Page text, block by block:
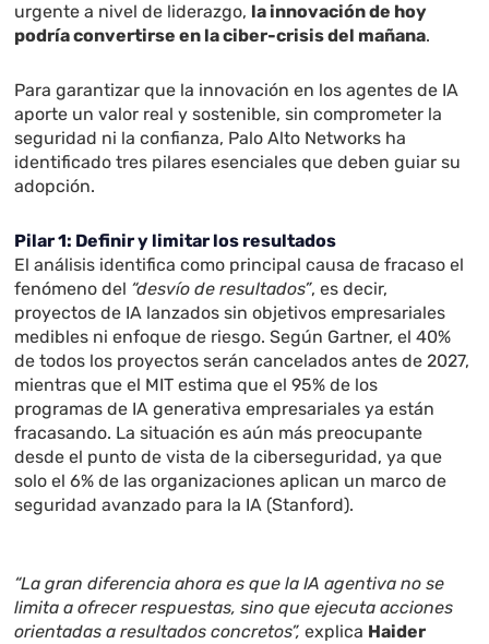
urgente a nivel de liderazgo, la innovación de hoy
podría convertirse en la ciber-crisis del mañana.
Para garantizar que la innovación en los agentes de IA
aporte un valor real y sostenible, sin comprometer la
seguridad ni la confianza, Palo Alto Networks ha
identificado tres pilares esenciales que deben guiar su
adopción.
Pilar 1: Definir y limitar los resultados
El análisis identifica como principal causa de fracaso el
fenómeno del “desvío de resultados”, es decir,
proyectos de IA lanzados sin objetivos empresariales
medibles ni enfoque de riesgo. Según Gartner, el 40%
de todos los proyectos serán cancelados antes de 2027,
mientras que el MIT estima que el 95% de los
programas de IA generativa empresariales ya están
fracasando. La situación es aún más preocupante
desde el punto de vista de la ciberseguridad, ya que
solo el 6% de las organizaciones aplican un marco de
seguridad avanzado para la IA (Stanford).
“La gran diferencia ahora es que la IA agentiva no se
limita a ofrecer respuestas, sino que ejecuta acciones
orientadas a resultados concretos”, explica Haider